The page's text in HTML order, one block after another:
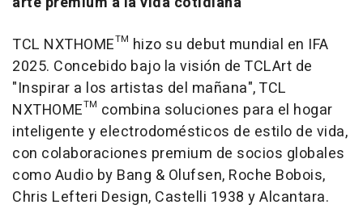
TCL NXTHOME™ hizo su debut mundial en IFA
2025. Concebido bajo la visión de TCLArt de
"Inspirar a los artistas del mañana", TCL
NXTHOME™ combina soluciones para el hogar
inteligente y electrodomésticos de estilo de vida,
con colaboraciones premium de socios globales
como Audio by Bang & Olufsen, Roche Bobois,
Chris Lefteri Design, Castelli 1938 y Alcantara.